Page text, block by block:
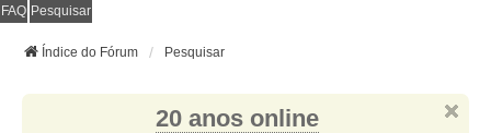
FAQ Pesquisar
Índice do Fórum Pesquisar
20 anos online